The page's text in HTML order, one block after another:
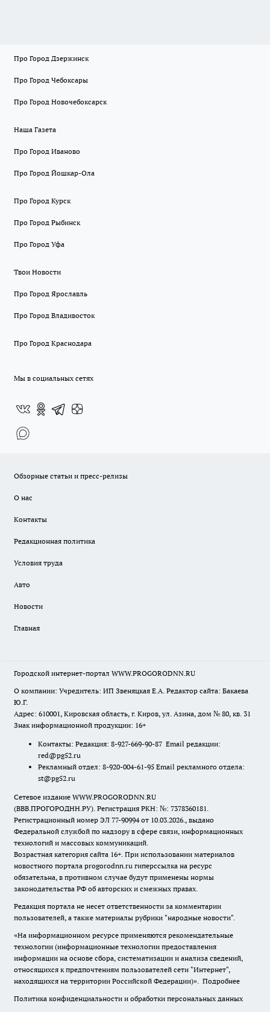
Про Город Дзержинск
Про Город Чебоксары
Про Город Новочебоксарск
Наша Газета
Про Город Иваново
Про Город Йошкар-Ола
Про Город Курск
Про Город Рыбинск
Про Город Уфа
Твои Новости
Про Город Ярославль
Про Город Владивосток
Про Город Краснодара
Мы в социальных сетях
Обзорные статьи и пресс-релизы
О нас
Контакты
Редакционная политика
Условия труда
Авто
Новости
Главная
Городской интернет-портал WWW.PROGORODNN.RU
О компании: Учредитель: ИП Звеняцкая Е.А. Редактор сайта: Бакаева
Ю.Г.
Адрес: 610001, Кировская область, г. Киров, ул. Азина, дом № 80, кв. 31
Знак информационной продукции: 16+
Контакты: Редакция: 8-927-669-90-87 Email редакции:
red@pg52.ru
Рекламный отдел: 8-920-004-61-95 Email рекламного отдела:
st@pg52.ru
Сетевое издание WWW.PROGORODNN.RU
(ВВВ.ПРОГОРОДНН.РУ). Регистрация РКН: №: 7378360181.
Регистрационный номер ЭЛ 77-90994 от 10.03.2026., выдано
Федеральной службой по надзору в сфере связи, информационных
технологий и массовых коммуникаций.
Возрастная категория сайта 16+. При использовании материалов
новостного портала progorodnn.ru гиперссылка на ресурс
обязательна, в противном случае будут применены нормы
законодательства РФ об авторских и смежных правах.
Редакция портала не несет ответственности за комментарии
пользователей, а также материалы рубрики "народные новости".
«На информационном ресурсе применяются рекомендательные
технологии (информационные технологии предоставления
информации на основе сбора, систематизации и анализа сведений,
относящихся к предпочтениям пользователей сети "Интернет",
находящихся на территории Российской Федерации)». Подробнее
Политика конфиденциальности и обработки персональных данных